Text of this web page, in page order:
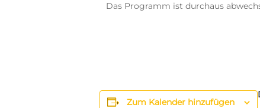
Das Programm ist durchaus
Zum Kalender hinzufügen